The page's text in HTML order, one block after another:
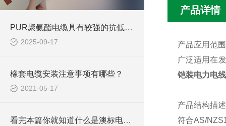
PUR聚氨酯电缆具有较强的抗低温性能
2025-09-17
橡套电缆安装注意事项有哪些？
2021-05-17
看完本篇你就知道什么是澳标电缆了
产品详情
产品应用范
广泛适用在
铠装电力电线
产品结构描
符合AS/